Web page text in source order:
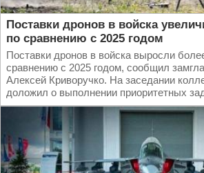
Поставки дронов в войска
по сравнению с 2025 годом
Поставки дронов в войска выросли
сравнению с 2025 годом, сообщил
Алексей Криворучко. На заседании
доложил о выполнении приоритетных